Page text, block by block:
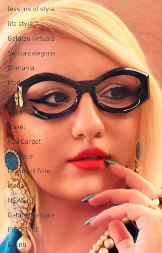
lessons of style
life style
Galateo virtuale
Senza categoria
Romania
Moda
news
TV/ MEDIA
travel
Red Carpet
life style
Lezioni di Stile
Moda
NEWS
Galateo virtuale
IRIS STYLE
Eventi